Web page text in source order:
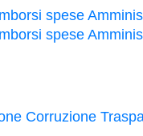
spese
spese
Corruzione